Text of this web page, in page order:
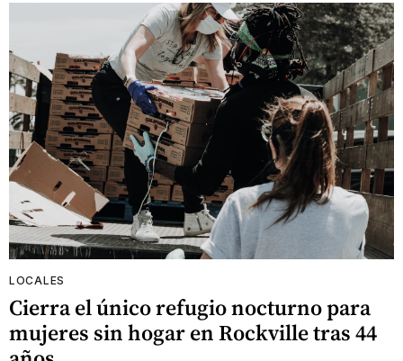
LOCALES
Cierra el único refugio nocturno para
mujeres sin hogar en Rockville tras 44